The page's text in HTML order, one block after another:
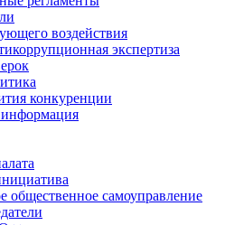
воздействия
экспертиза
конкуренции
информация
общественное самоуправление